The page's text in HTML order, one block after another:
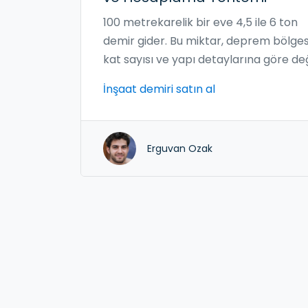
100 metrekarelik bir eve 4,5 ile 6 ton
demir gider. Bu miktar, deprem
kat sayısı ve yapı detaylarına göre
seçilmesi, evin dayanıklılığı için kritiktir.
İnşaat demiri satın al
Erguvan Ozak